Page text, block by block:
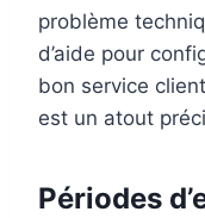
problème
d’aide pour
bon service
est un atout
Périodes